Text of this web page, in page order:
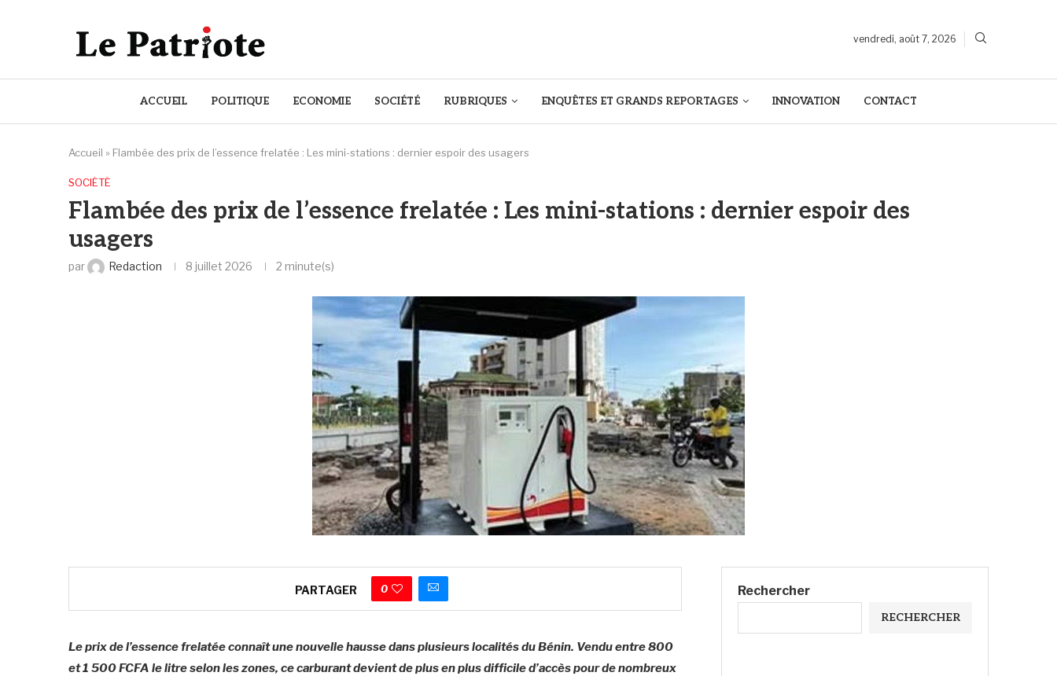
vendredi, août 7, 2026
ACCUEIL POLITIQUE ECONOMIE SOCIÉTÉ RUBRIQUES ENQUÊTES ET GRANDS REPORTAGES INNOVATION CONTACT
Accueil » Flambée des prix de l’essence frelatée : Les mini-stations : dernier espoir des usagers
SOCIÉTÉ
Flambée des prix de l’essence frelatée : Les mini-stations : dernier espoir des
usagers
par Redaction 8 juillet 2026 2 minute(s)
PARTAGER 0
Le prix de l’essence frelatée connaît une nouvelle hausse dans plusieurs localités du Bénin. Vendu entre 800
et 1 500 FCFA le litre selon les zones, ce carburant devient de plus en plus difficile d’accès pour de nombreux
Rechercher
RECHERCHER